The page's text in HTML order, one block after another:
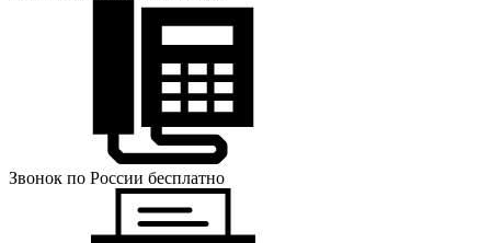
Звонок по России бесплатно